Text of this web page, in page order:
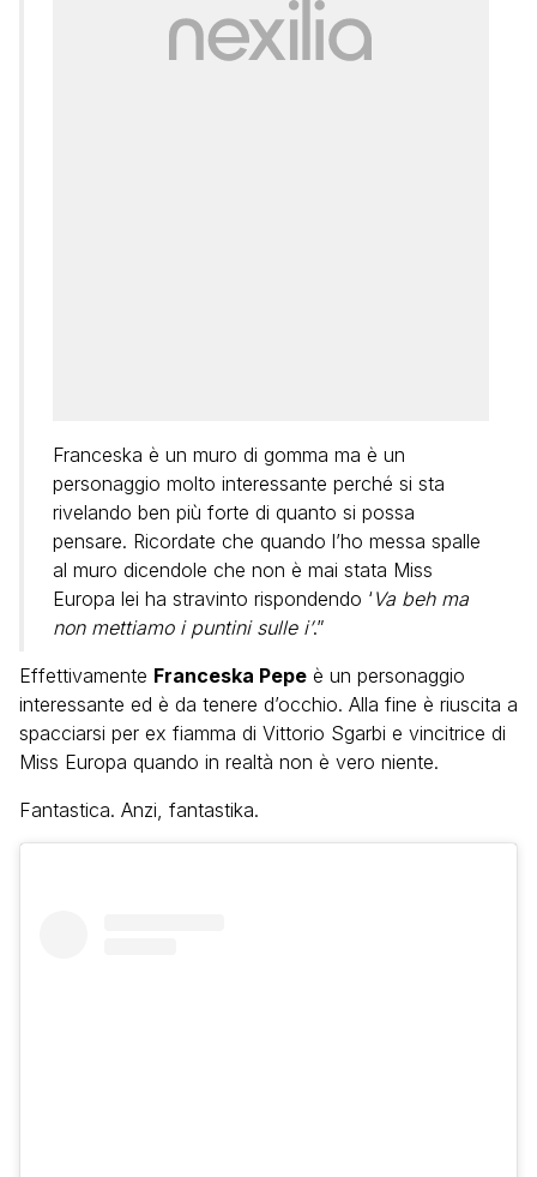
Franceska è un muro di gomma ma è un
personaggio molto interessante perché si sta
rivelando ben più forte di quanto si possa
pensare. Ricordate che quando l’ho messa spalle
al muro dicendole che non è mai stata Miss
Europa lei ha stravinto rispondendo ‘Va beh ma
non mettiamo i puntini sulle i’.”
Effettivamente Franceska Pepe è un personaggio
interessante ed è da tenere d’occhio. Alla fine è riuscita a
spacciarsi per ex fiamma di Vittorio Sgarbi e vincitrice di
Miss Europa quando in realtà non è vero niente.
Fantastica. Anzi, fantastika.